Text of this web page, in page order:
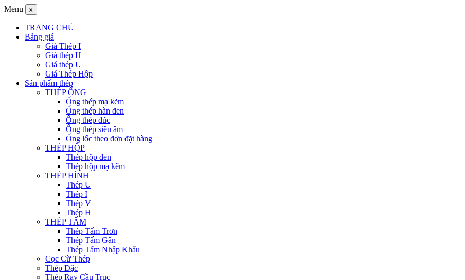
Menu x
TRANG CHỦ
Bảng giá
Giá Thép I
Giá thép H
Giá thép U
Giá Thép Hộp
Sản phẩm thép
THÉP ỐNG
Ống thép mạ kẽm
Ống thép hàn đen
Ống thép đúc
Ống thép siêu âm
Ống lốc theo đơn đặt hàng
THÉP HỘP
Thép hộp đen
Thép hộp mạ kẽm
THÉP HÌNH
Thép U
Thép I
Thép V
Thép H
THÉP TẤM
Thép Tấm Trơn
Thép Tấm Gân
Thép Tấm Nhập Khẩu
Cọc Cừ Thép
Thép Đặc
Thép Ray Cầu Trục